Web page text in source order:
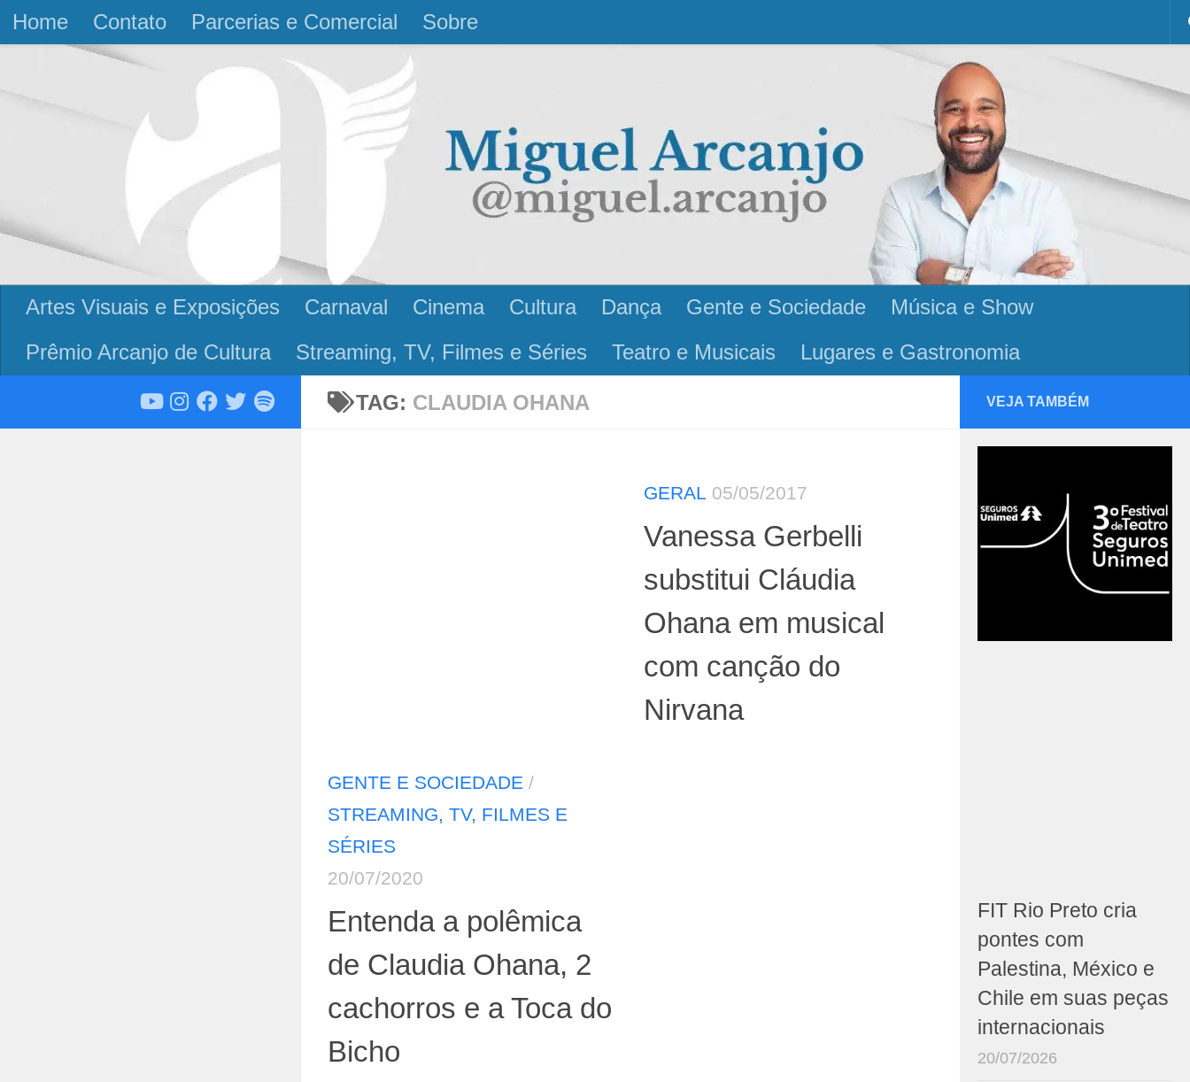
Skip to content
Home Contato Parcerias e Comercial Sobre
Artes Visuais e Exposições Carnaval Cinema Cultura Dança Gente e Sociedade
Música e Show
Prêmio Arcanjo de Cultura
Streaming, TV, Filmes e Séries Teatro e Musicais Lugares e Gastronomia
TAG: CLAUDIA OHANA
GENTE E SOCIEDADE /
STREAMING, TV, FILMES E
SÉRIES
20/07/2020
Entenda a polêmica
de Claudia Ohana, 2
cachorros e a Toca do
Bicho
GERAL 05/05/2017
Vanessa Gerbelli
substitui Cláudia
Ohana em musical
com canção do
Nirvana
VEJA TAMBÉM
FIT Rio Preto cria
pontes com
Palestina, México e
Chile em suas peças
internacionais
20/07/2026